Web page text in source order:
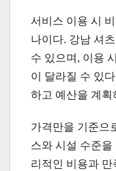
서비스 이용 시
나이다. 강남 셔
수 있으며, 이용
이 달라질 수 있
하고 예산을 계획
가격만을 기준으
스와 시설 수준
리적인 비용과